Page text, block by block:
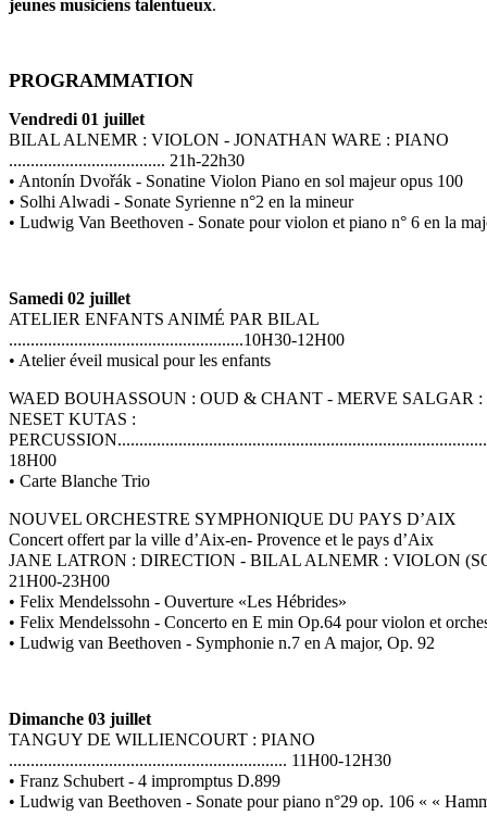
jeunes musiciens talentueux.
PROGRAMMATION
Vendredi 01 juillet
BILAL ALNEMR : VIOLON - JONATHAN WARE : PIANO
.................................... 21h-22h30
• Antonín Dvořák - Sonatine Violon Piano en sol majeur opus 100
• Solhi Alwadi - Sonate Syrienne n°2 en la mineur
• Ludwig Van Beethoven - Sonate pour violon et piano n° 6 en la
Samedi 02 juillet
ATELIER ENFANTS ANIMÉ PAR BILAL
......................................................10H30-12H00
• Atelier éveil musical pour les enfants
WAED BOUHASSOUN : OUD & CHANT - MERVE SALGAR
NESET KUTAS :
18H00
• Carte Blanche Trio
NOUVEL ORCHESTRE SYMPHONIQUE DU PAYS D’AIX
Concert offert par la ville d’Aix-en- Provence et le pays d’Aix
JANE LATRON : DIRECTION - BILAL ALNEMR : VIOLON
21H00-23H00
• Felix Mendelssohn - Ouverture «Les Hébrides»
• Felix Mendelssohn - Concerto en E min Op.64 pour violon et
• Ludwig van Beethoven - Symphonie n.7 en A major, Op. 92
Dimanche 03 juillet
TANGUY DE WILLIENCOURT : PIANO
................................................................ 11H00-12H30
• Franz Schubert - 4 impromptus D.899
• Ludwig van Beethoven - Sonate pour piano n°29 op. 106 « «